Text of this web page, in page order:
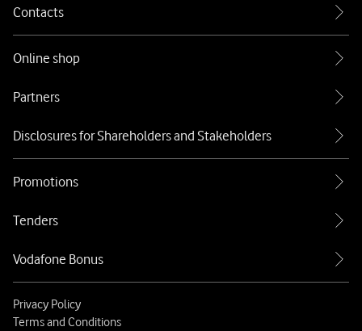
Contacts
Online shop
Partners
Disclosures for Shareholders and Stakeholders
Promotions
Tenders
Vodafone Bonus
Privacy Policy
Terms and Conditions